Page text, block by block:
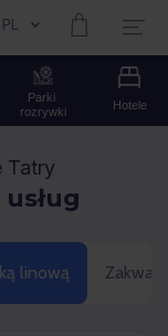
Aktualny język:
PL
Parki
rozrywki
Hotele
Tatry
linową